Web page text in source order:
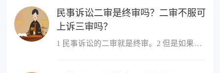
民事诉讼二审是终审吗？二审不服可
上诉三审吗？
1 民事诉讼的二审就是终审。2 但是如果认为二审的判决书有错误,当...